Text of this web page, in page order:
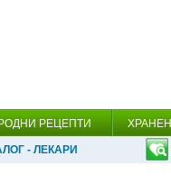
РЕЦЕПТИ
- ЛЕКАРИ